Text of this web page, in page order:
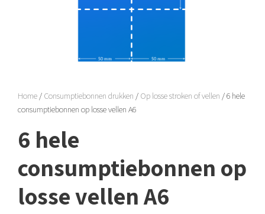
Home / Consumptiebonnen drukken / Op losse stroken of vellen / 6 hele
consumptiebonnen op losse vellen A6
6 hele
consumptiebonnen op
losse vellen A6